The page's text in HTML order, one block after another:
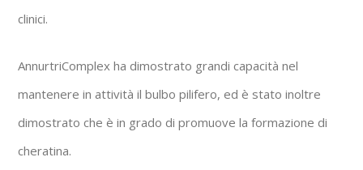
clinici.
AnnurtriComplex ha dimostrato grandi capacità nel
mantenere in attività il bulbo pilifero, ed è stato inoltre
dimostrato che è in grado di promuove la formazione di
cheratina.